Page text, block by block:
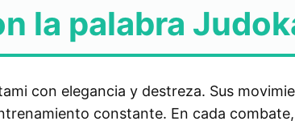
la palabra
con elegancia y destreza. Sus
constante. En cada